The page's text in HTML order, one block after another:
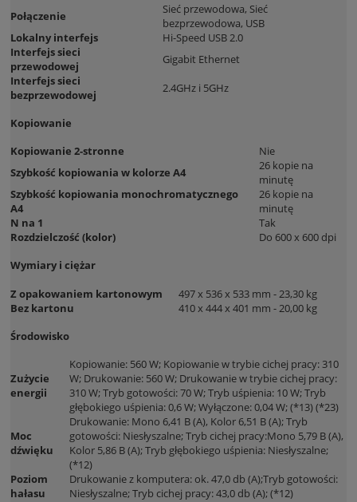
Połączenie
Sieć przewodowa, Sieć
bezprzewodowa, USB
Lokalny interfejs
Hi-Speed USB 2.0
Interfejs sieci
przewodowej
Gigabit Ethernet
Interfejs sieci
bezprzewodowej
2.4GHz i 5GHz
Kopiowanie
Kopiowanie 2-stronne
Nie
Szybkość kopiowania w kolorze A4
26 kopie na
minutę
Szybkość kopiowania monochromatycznego
A4
26 kopie na
minutę
N na 1
Tak
Rozdzielczość (kolor)
Do 600 x 600 dpi
Wymiary i ciężar
Z opakowaniem kartonowym
497 x 536 x 533 mm - 23,30 kg
Bez kartonu
410 x 444 x 401 mm - 20,00 kg
Środowisko
Zużycie
energii
Kopiowanie: 560 W; Kopiowanie w trybie cichej pracy: 310
W; Drukowanie: 560 W; Drukowanie w trybie cichej pracy:
310 W; Tryb gotowości: 70 W; Tryb uśpienia: 10 W; Tryb
głębokiego uśpienia: 0,6 W; Wyłączone: 0,04 W; (*13) (*23)
Moc
dźwięku
Drukowanie: Mono 6,41 B (A), Kolor 6,51 B (A); Tryb
gotowości: Niesłyszalne; Tryb cichej pracy:Mono 5,79 B (A),
Kolor 5,86 B (A); Tryb głębokiego uśpienia: Niesłyszalne;
(*12)
Poziom
hałasu
Drukowanie z komputera: ok. 47,0 db (A);Tryb gotowości:
Niesłyszalne; Tryb cichej pracy: 43,0 db (A); (*12)